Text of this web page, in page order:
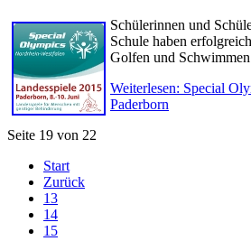
Schülerinnen und
Schule haben
Golfen und
Weiterlesen: Special
Paderborn
Seite 19 von 22
Start
Zurück
13
14
15